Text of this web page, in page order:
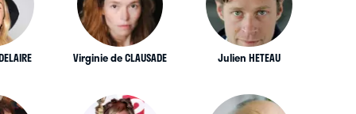
Virginie de CLAUSADE Julien HETEAU